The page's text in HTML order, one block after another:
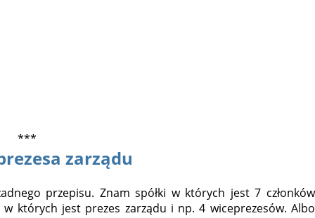
***
zarządu
przepisu. Znam spółki w których jest 7 członków
których jest prezes zarządu i np. 4 wiceprezesów. Albo